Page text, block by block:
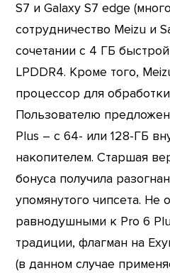
S7 и Galaxy S7 edge
сотрудничество Meizu и
сочетании с 4 ГБ
LPDDR4. Кроме того,
процессор для
Пользователю
Plus – с 64- или 128-ГБ
накопителем. Старшая
бонуса получила
упомянутого чипсета. Не
равнодушными к Pro 6
традиции, флагман на
(в данном случае